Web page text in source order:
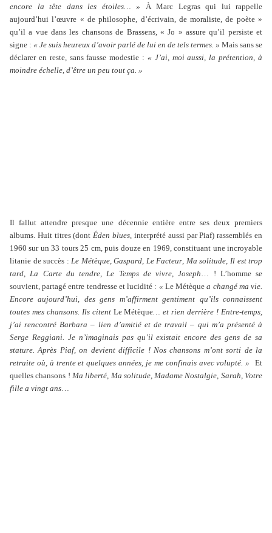
encore la tête dans les étoiles… » À Marc Legras qui lui rappelle
aujourd’hui l’œuvre « de philosophe, d’écrivain, de moraliste, de poète »
qu’il a vue dans les chansons de Brassens, « Jo » assure qu’il persiste et
signe : « Je suis heureux d’avoir parlé de lui en de tels termes. » Mais sans se
déclarer en reste, sans fausse modestie : « J’ai, moi aussi, la prétention, à
moindre échelle, d’être un peu tout ça. »
Il fallut attendre presque une décennie entière entre ses deux premiers
albums. Huit titres (dontÉden blues, interprété aussi par Piaf) rassemblés en
1960 sur un 33 tours 25 cm, puis douze en 1969, constituant une incroyable
litanie de succès :Le Métèque,Gaspard, Le Facteur, Ma solitude, Il est trop
tard,La Carte du tendre,Le Temps de vivre,Joseph… ! L’homme se
souvient, partagé entre tendresse et lucidité : « Le Métèquea changé ma vie.
Encore aujourd’hui, des gens m’affirment gentiment qu’ils connaissent
toutes mes chansons. Ils citentLe Métèque… et rien derrière ! Entre-temps,
j’ai rencontré Barbara – lien d’amitié et de travail – qui m’a présenté à
Serge Reggiani. Je n’imaginais pas qu’il existait encore des gens de sa
stature. Après Piaf, on devient difficile ! Nos chansons m’ont sorti de la
retraite où, à trente et quelques années, je me confinais avec volupté. »
Et
quelles chansons ! Ma liberté, Ma solitude,Madame Nostalgie, Sarah, Votre
fille a vingt ans…